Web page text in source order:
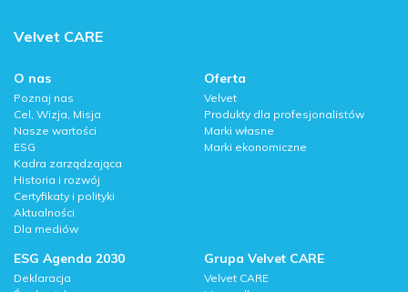
Velvet CARE
O nas
Poznaj nas
Cel, Wizja, Misja
Nasze wartości
ESG
Kadra zarządzająca
Historia i rozwój
Certyfikaty i polityki
Aktualności
Dla mediów
Oferta
Velvet
Produkty dla profesjonalistów
Marki własne
Marki ekonomiczne
ESG Agenda 2030
Deklaracja
Grupa Velvet CARE
Velvet CARE